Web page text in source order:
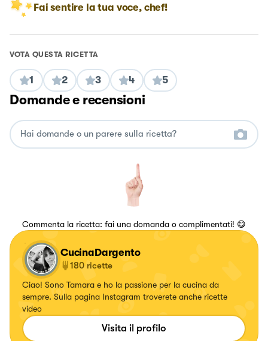
Fai sentire la tua voce, chef!
VOTA QUESTA RICETTA
1 2 3 4 5
Domande e recensioni
Commenta la ricetta: fai una domanda o complimentati! 😋
CucinaDargento
180 ricette
Ciao! Sono Tamara e ho la passione per la cucina da
sempre. Sulla pagina Instagram troverete anche ricette
video
Visita il profilo